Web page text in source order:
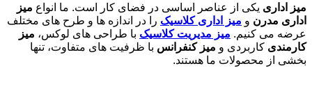
میز اداری یکی از عناصر اساسی در فضای کار است. ما انواع میز
اداری مدرن و میز اداری کلاسیک را در اندازه ها و طرح های مختلف
عرضه می کنیم. میز مدیریت کلاسیک با طراحی های لوکس، میز
کارمندی کاربردی و میز کنفرانس با ظرفیت های متفاوت، تنها
بخشی از محصولات ما هستند.